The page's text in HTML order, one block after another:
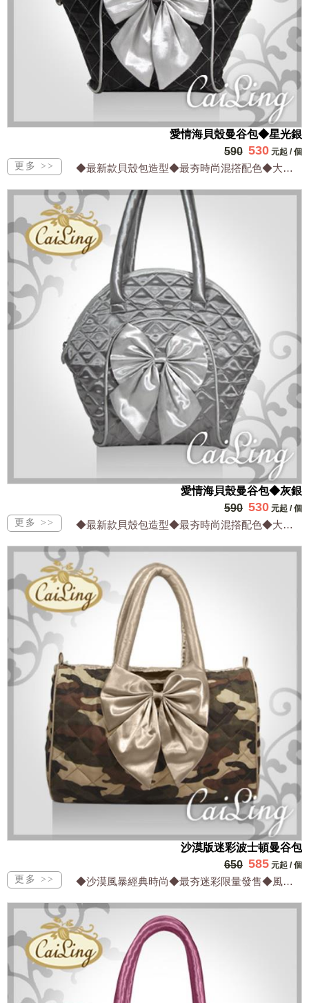
愛情海貝殼曼谷包◆星光銀
590 530 元起 /個
◆最新款貝殼包造型◆最夯時尚混撘配色◆大方實用兼顧流行◆設計出眾網路獨家
愛情海貝殼曼谷包◆灰銀
590 530 元起 /個
◆最新款貝殼包造型◆最夯時尚混撘配色◆大方實用兼顧流行◆設計出眾網路獨家
沙漠版迷彩波士頓曼谷包
650 585 元起 /個
◆沙漠風暴經典時尚◆最夯迷彩限量發售◆風格獨特目光焦點◆設計出眾網路獨家